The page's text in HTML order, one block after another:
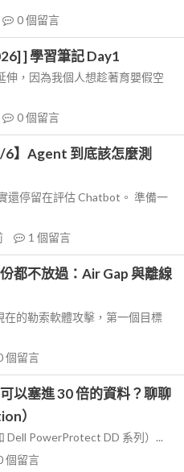
0個留言
] 學習筆記 Day1
伸，因為我個人想趁著育嬰假空
0個留言
6】Agent 到底該怎麼測
還停留在評估 Chatbot。 準備一
1 個留言
都不放過：Air Gap 與離線
的勒索軟體攻擊，第一個目標
個留言
以塞進 30 倍的資料？聊聊
）
Dell PowerProtect DD 系列）...
個留言